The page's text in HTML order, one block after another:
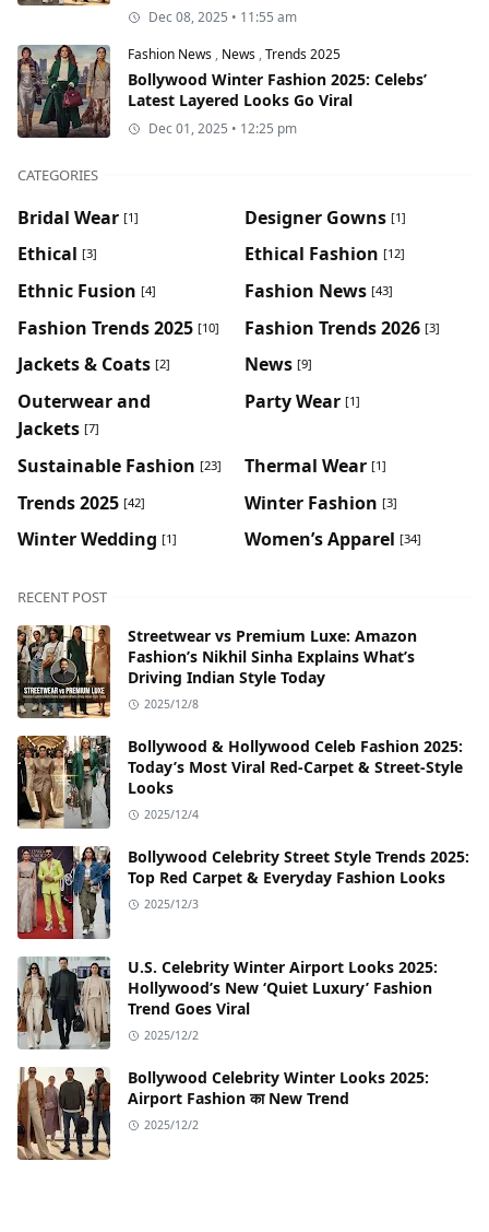
Dec 08, 2025 • 11:55 am
Fashion News , News ,Trends 2025
Bollywood Winter Fashion 2025: Celebs’
Latest Layered Looks Go Viral
Dec 01, 2025 • 12:25 pm
CATEGORIES
Bridal Wear [1] Designer Gowns [1]
Ethical [3] Ethical Fashion [12]
Ethnic Fusion [4] Fashion News [43]
Fashion Trends 2025 [10] Fashion Trends 2026 [3]
Jackets & Coats [2] News [9]
Outerwear and
Jackets [7]
Party Wear [1]
Sustainable Fashion [23] Thermal Wear [1]
Trends 2025 [42] Winter Fashion [3]
Winter Wedding [1] Women’s Apparel [34]
RECENT POST
Streetwear vs Premium Luxe: Amazon
Fashion’s Nikhil Sinha Explains What’s
Driving Indian Style Today
2025/12/8
Bollywood & Hollywood Celeb Fashion 2025:
Today’s Most Viral Red-Carpet & Street-Style
Looks
2025/12/4
Bollywood Celebrity Street Style Trends 2025:
Top Red Carpet & Everyday Fashion Looks
2025/12/3
U.S. Celebrity Winter Airport Looks 2025:
Hollywood’s New ‘Quiet Luxury’ Fashion
Trend Goes Viral
2025/12/2
Bollywood Celebrity Winter Looks 2025:
Airport Fashion का New Trend
2025/12/2